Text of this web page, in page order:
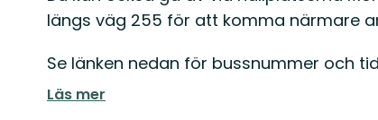
längs väg 255 för att komma närmare
Se länken nedan för bussnummer och
Läs mer